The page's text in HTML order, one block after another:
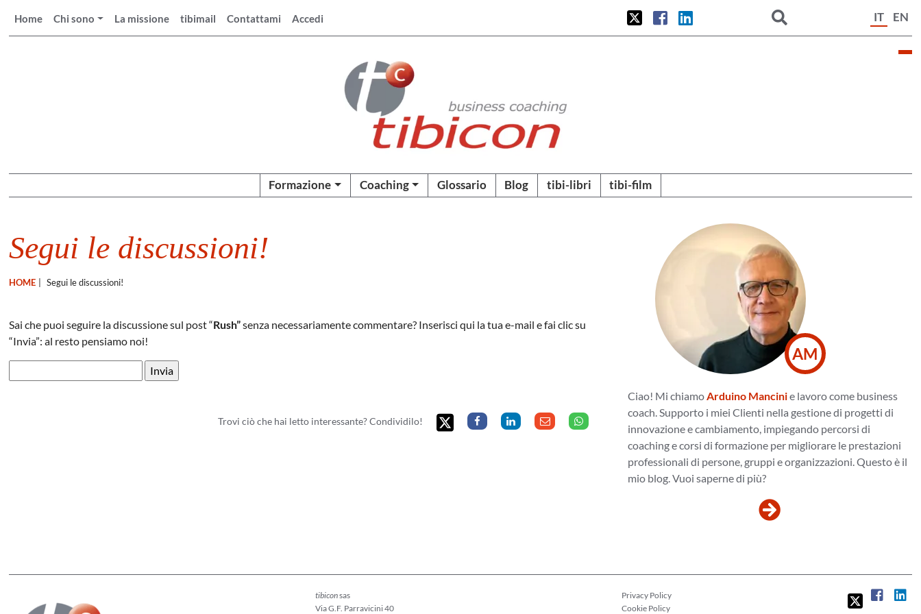
Home Chi sono La missione tibimail Contattami Accedi IT EN
Formazione Coaching Glossario Blog tibi-libri tibi-film
Segui le discussioni!
HOME Segui le discussioni!
Sai che puoi seguire la discussione sul post “Rush”senza necessariamente commentare? Inserisci qui la tua e-mail e fai clic su
“Invia”: al resto pensiamo noi!
Trovi ciò che hai letto interessante? Condividilo!
AM
Ciao! Mi chiamoArduino Mancinie lavoro come business
coach. Supporto i miei Clienti nella gestione di progetti di
innovazione e cambiamento, impiegando percorsi di
coaching e corsi di formazione per migliorare le prestazioni
professionali di persone, gruppi e organizzazioni. Questo è il
mio blog. Vuoi saperne di più?
tibiconsas
Via G.F. Parravicini 40
Privacy Policy
Cookie Policy